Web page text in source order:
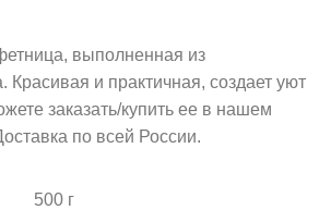
выполненная из
Красивая и практичная, создает уют
заказать/купить ее в нашем
по всей России.
500 г